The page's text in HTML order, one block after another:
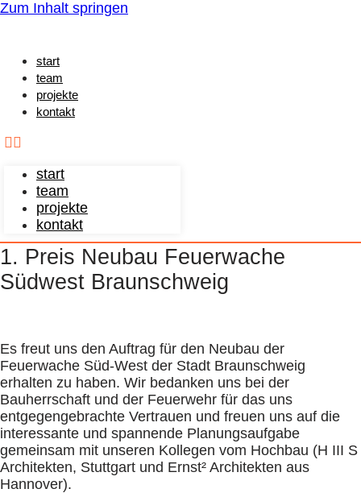
Zum Inhalt springen
start
team
projekte
kontakt
start
team
projekte
kontakt
1. Preis Neubau Feuerwache
Südwest Braunschweig
Es freut uns den Auftrag für den Neubau der
Feuerwache Süd-West der Stadt Braunschweig
erhalten zu haben. Wir bedanken uns bei der
Bauherrschaft und der Feuerwehr für das uns
entgegengebrachte Vertrauen und freuen uns auf die
interessante und spannende Planungsaufgabe
gemeinsam mit unseren Kollegen vom Hochbau (H III S
Architekten, Stuttgart und Ernst² Architekten aus
Hannover).